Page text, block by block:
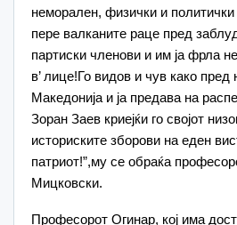
неморален, физички и политички
пере валканите раце пред
партиски членови и им ја фрла
в’ лице!Го видов и чув како пред
Македонија и ја предава на
Зоран Заев криејќи го својот
историските зборови на еден
патриот!”,му се обраќа
Мицковски.
Професорот Огинар, кој има